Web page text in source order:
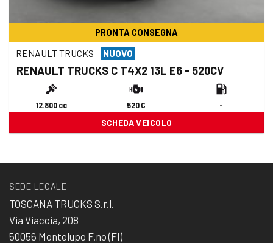
PRONTA CONSEGNA
RENAULT TRUCKS NUOVO
RENAULT TRUCKS C T4X2 13L E6 - 520CV
12.800 cc 520 C -
SCHEDA VEICOLO
SEDE LEGALE
TOSCANA TRUCKS S.r.l.
Via Viaccia, 208
50056 Montelupo F.no (FI)